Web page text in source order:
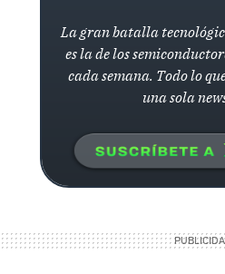
La gran batalla
es la de los
cada semana. Todo lo
una sola